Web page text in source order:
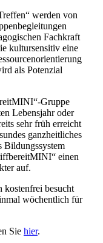
werden von
Fachkraft
kultursensitiv eine
als Potenzial
Gruppe
Lebensjahr oder
sehr früh erreicht
ganzheitliches
Bildungssystem
einen
auf.
besucht
wöchentlich für
Sie hier.